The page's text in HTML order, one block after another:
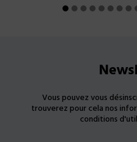
Vous pouvez vous
trouverez pour cela nos
conditions